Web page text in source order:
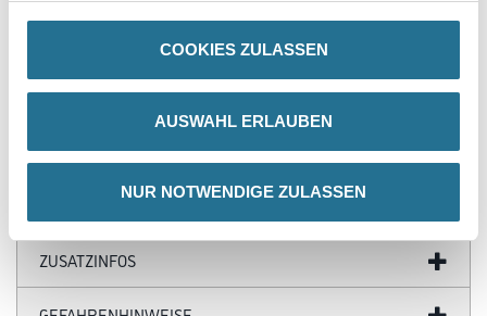
COOKIES ZULASSEN
AUSWAHL ERLAUBEN
NUR NOTWENDIGE ZULASSEN
Produkteigenschaft
- Überstreichbar
- Überragende Qualität
ZUSATZINFOS